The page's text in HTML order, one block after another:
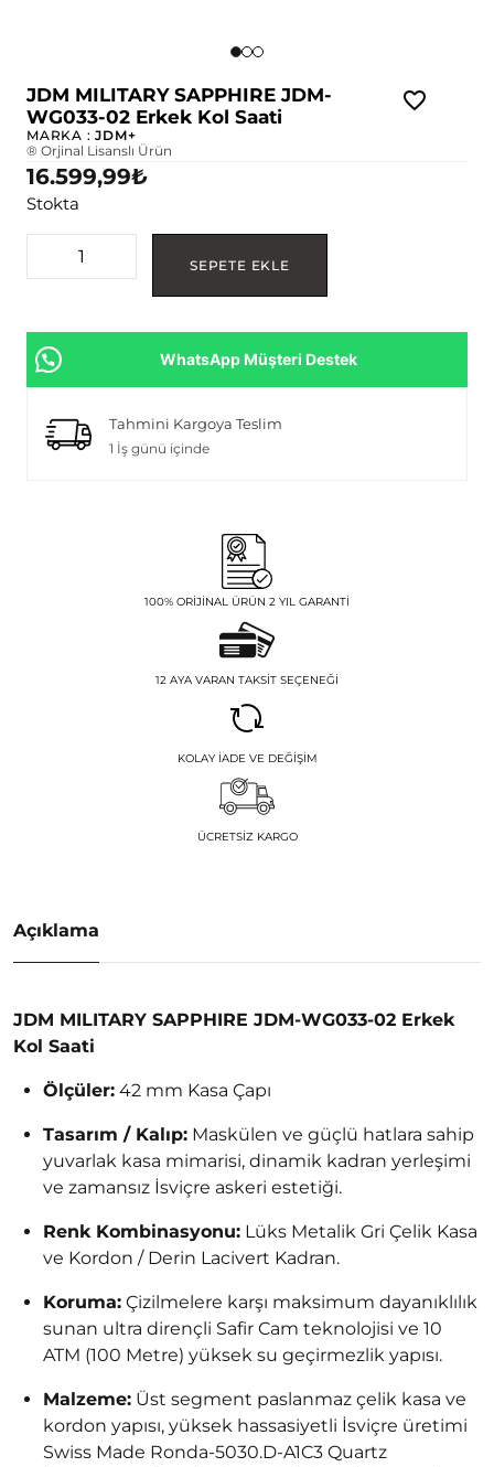
JDM MILITARY SAPPHIRE JDM-
WG033-02 Erkek Kol Saati
MARKA :JDM+
® Orjinal Lisanslı Ürün
16.599,99₺
Stokta
SEPETE EKLE
WhatsApp Müşteri Destek
Tahmini Kargoya Teslim
1 İş günü içinde
100% ORIJINAL ÜRÜN 2 YIL GARANTI
12 AYA VARAN TAKSIT SEÇENEĞI
KOLAY İADE VE DEĞIŞIM
ÜCRETSIZ KARGO
Açıklama
JDM MILITARY SAPPHIRE JDM-WG033-02 Erkek
Kol Saati
Ölçüler: 42 mm Kasa Çapı
Tasarım / Kalıp: Maskülen ve güçlü hatlara sahip
yuvarlak kasa mimarisi, dinamik kadran yerleşimi
ve zamansız İsviçre askeri estetiği.
Renk Kombinasyonu: Lüks Metalik Gri Çelik Kasa
ve Kordon / Derin Lacivert Kadran.
Koruma: Çizilmelere karşı maksimum dayanıklılık
sunan ultra dirençli Safir Cam teknolojisi ve 10
ATM (100 Metre) yüksek su geçirmezlik yapısı.
Malzeme: Üst segment paslanmaz çelik kasa ve
kordon yapısı, yüksek hassasiyetli İsviçre üretimi
Swiss Made Ronda-5030.D-A1C3 Quartz